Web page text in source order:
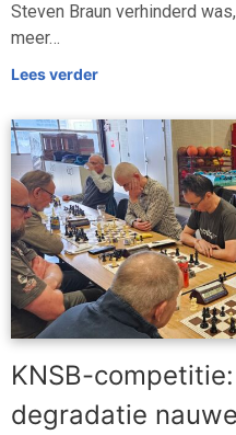
Steven Braun verhinderd
meer…
Lees verder
KNSB-
degradatie